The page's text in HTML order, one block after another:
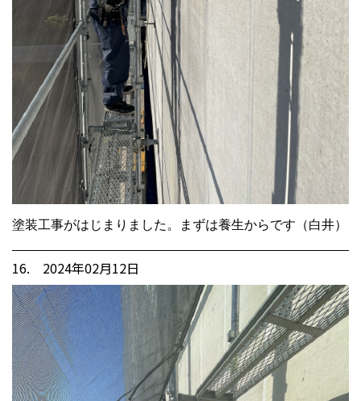
塗装工事がはじまりました。まずは養生からです（白井）
16. 2024年02月12日